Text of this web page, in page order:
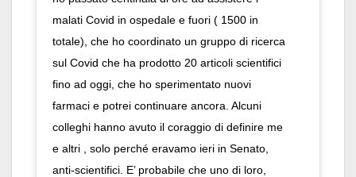
malati Covid in ospedale e fuori ( 1500 in
totale), che ho coordinato un gruppo di ricerca
sul Covid che ha prodotto 20 articoli scientifici
fino ad oggi, che ho sperimentato nuovi
farmaci e potrei continuare ancora. Alcuni
colleghi hanno avuto il coraggio di definire me
e altri , solo perché eravamo ieri in Senato,
anti-scientifici. E’ probabile che uno di loro,